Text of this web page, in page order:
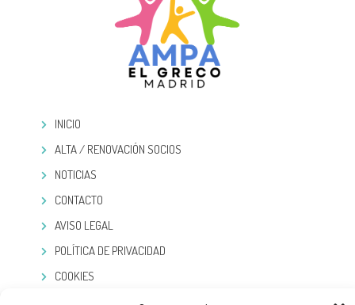
INICIO
ALTA / RENOVACIÓN SOCIOS
NOTICIAS
CONTACTO
AVISO LEGAL
POLÍTICA DE PRIVACIDAD
COOKIES